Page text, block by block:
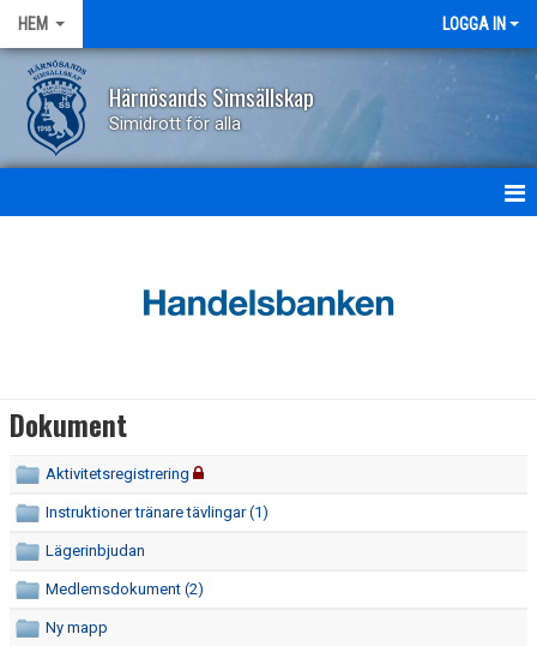
HEM LOGGA IN
Härnösands Simsällskap
Simidrott för alla
BILDGALLERI
DOKUMENT
TRÄNARE
Dokument
Aktivitetsregistrering
Instruktioner tränare tävlingar (1)
Lägerinbjudan
Medlemsdokument (2)
Ny mapp